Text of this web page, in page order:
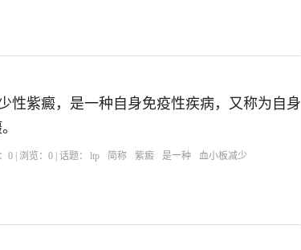
性紫癜，是一种自身免疫性疾病，又称为自身
0 | 浏览：0 | 话题： ltp 简称 紫癜 是一种 血小板减少